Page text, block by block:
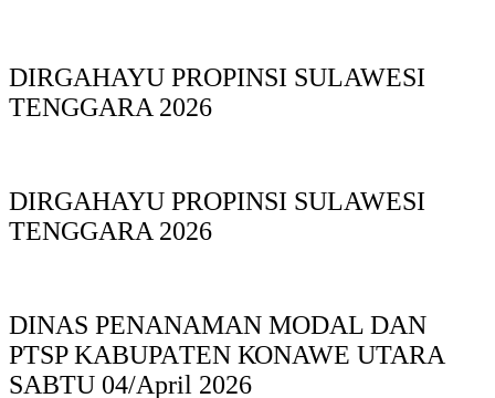
DIRGAHAYU PROPINSI SULAWESI
TENGGARA 2026
DIRGAHAYU PROPINSI SULAWESI
TENGGARA 2026
DINAS PΕΝΑΝΑΜAN MODAL DAN
PTSP KABUPAΤΕΝ ΚΟNAWE UTARA
SABTU 04/April 2026